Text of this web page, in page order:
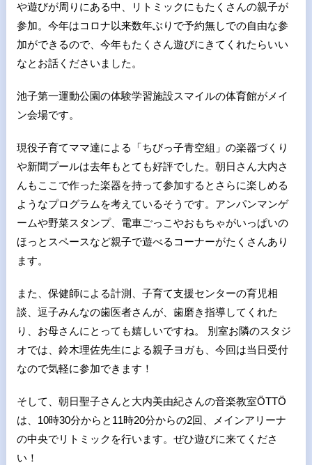
や遊びが周りにある中、リトミックにもたくさんの親子が
参加。今年はコロナ以来数年ぶりで予約無しでの自由な参
加ができるので、今年もたくさん遊びにきてくれたらいい
なとお話くださいました。
池子第一運動公園の体験学習施設スマイルの体育館がメイ
ン会場です。
現役子育てママ達による「ちびっ子青空組」の楽器づくり
や新聞プールは去年もとても好評でした。朝日さん大内さ
んもここで作った楽器を持って参加するとさらに楽しめる
ようなプログラムを考えているそうです。アンパンマンゲ
ームや野菜スタンプ、電車ごっこやおもちゃがいっぱいの
ほっとスペースなど親子で遊べるコーナーがたくさんあり
ます。
また、保健師による計測、子育て支援センターの育児相
談、逗子みんなの歯医者さんが、歯磨き指導してくれた
り、お母さんにとっても嬉しいですね。 別室お隣のスタジ
オでは、鈴木理佐先生による親子ヨガも、今回は当日受付
なので気軽に参加できます！
そして、朝日聖子さんと大内美由紀さんの音楽教室ÖTTÖ
は、10時30分からと11時20分からの2回、メインアリーナ
の中央でリトミックを行います。ぜひ遊びに来てくださ
い！